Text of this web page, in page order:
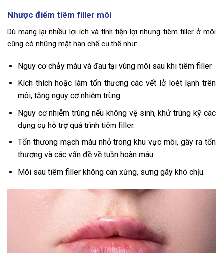
Nhược điểm tiêm filler môi
Dù mang lại nhiều lợi ích và tính tiện lợi nhưng tiêm filler ở môi
cũng có những mặt hạn chế cụ thể như:
Nguy cơ chảy máu và đau tại vùng môi sau khi tiêm filler
Kích thích hoặc làm tổn thương các vết lở loét lạnh trên
môi, tăng nguy cơ nhiễm trùng.
Nguy cơ nhiễm trùng nếu không vệ sinh, khử trùng kỹ các
dụng cụ hỗ trợ quá trình tiêm filler.
Tổn thương mạch máu nhỏ trong khu vực môi, gây ra tổn
thương và các vấn đề về tuần hoàn máu.
Môi sau tiêm filler không cân xứng, sưng gây khó chịu.